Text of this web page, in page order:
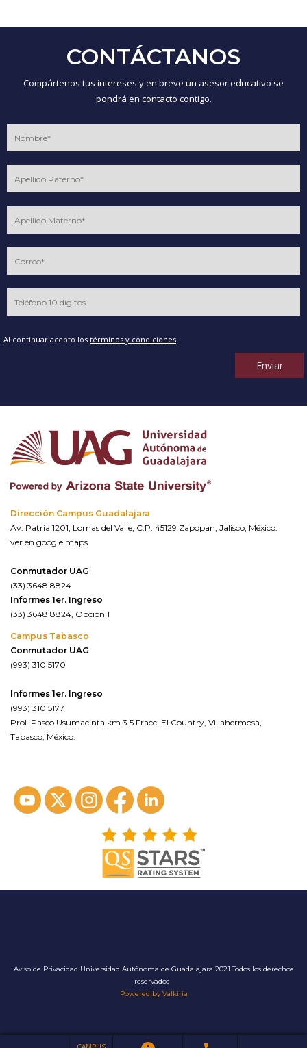
CONTÁCTANOS
Compártenos tus intereses y en breve un asesor educativo se
pondrá en contacto contigo.
Al continuar acepto los términos y condiciones
Enviar
Dirección Campus Guadalajara
Av. Patria 1201, Lomas del Valle, C.P. 45129 Zapopan, Jalisco, México.
ver en google maps
Conmutador UAG
(33) 3648 8824
Informes 1er. Ingreso
(33) 3648 8824, Opción 1
Campus Tabasco
Conmutador UAG
(993) 310 5170
Informes 1er. Ingreso
(993) 310 5177
Prol. Paseo Usumacinta km 3.5 Fracc. El Country, Villahermosa,
Tabasco, México.
Aviso de Privacidad Universidad Autónoma de Guadalajara 2021 Todos los derechos
reservados
Powered by Valkiria